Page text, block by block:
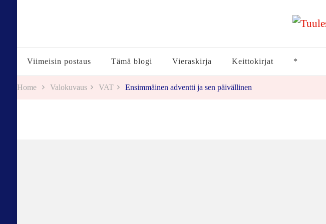
Tuulestatemmattua
Viimeisin postaus Tämä blogi Vieraskirja Keittokirjat *
Home Valokuvaus VAT Ensimmäinen adventti ja sen päivällinen